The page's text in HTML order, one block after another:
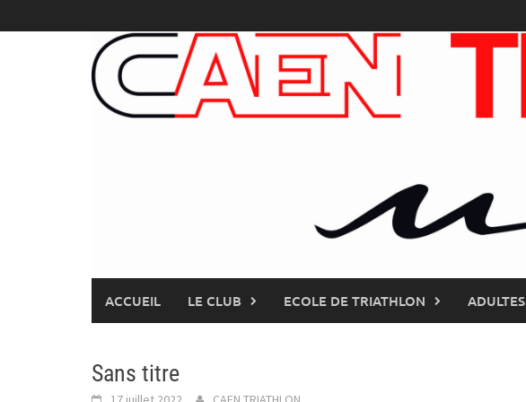
to
ACCUEIL LE CLUB ECOLE DE TRIATHLON ADULTES
Sans titre